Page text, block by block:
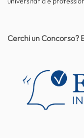
Cerchi un Concorso?